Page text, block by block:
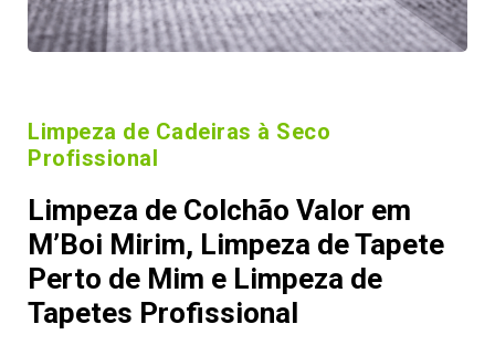
Limpeza de Cadeiras à Seco
Profissional
Limpeza de Colchão Valor em
M’Boi Mirim, Limpeza de Tapete
Perto de Mim e Limpeza de
Tapetes Profissional